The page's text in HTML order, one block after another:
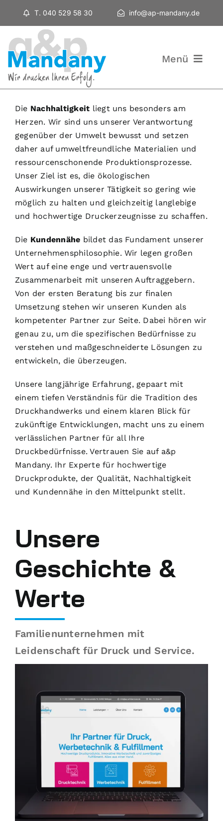
T. 040 529 58 30 info@ap-mandany.de
Menü
Home
Leistungen
Über Uns
Kontakt
Unsere
Geschichte &
Werte
Familienunternehmen mit
Leidenschaft für Druck und Service.
Die Nachhaltigkeit liegt uns besonders am
Herzen. Wir sind uns unserer Verantwortung
gegenüber der Umwelt bewusst und setzen
daher auf umweltfreundliche Materialien und
ressourcenschonende Produktionsprozesse.
Unser Ziel ist es, die ökologischen
Auswirkungen unserer Tätigkeit so gering wie
möglich zu halten und gleichzeitig langlebige
und hochwertige Druckerzeugnisse zu schaffen.
Die Kundennähe bildet das Fundament unserer
Unternehmensphilosophie. Wir legen großen
Wert auf eine enge und vertrauensvolle
Zusammenarbeit mit unseren Auftraggebern.
Von der ersten Beratung bis zur finalen
Umsetzung stehen wir unseren Kunden als
kompetenter Partner zur Seite. Dabei hören wir
genau zu, um die spezifischen Bedürfnisse zu
verstehen und maßgeschneiderte Lösungen zu
entwickeln, die überzeugen.
Unsere langjährige Erfahrung, gepaart mit
einem tiefen Verständnis für die Tradition des
Druckhandwerks und einem klaren Blick für
zukünftige Entwicklungen, macht uns zu einem
verlässlichen Partner für all Ihre
Druckbedürfnisse. Vertrauen Sie auf a&p
Mandany. Ihr Experte für hochwertige
Druckprodukte, der Qualität, Nachhaltigkeit
und Kundennähe in den Mittelpunkt stellt.